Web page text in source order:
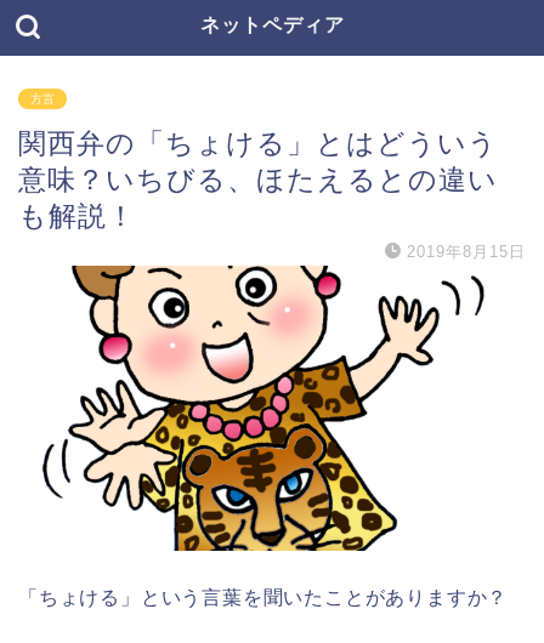
ネットペディア
方言
関西弁の「ちょける」とはどういう
意味？いちびる、ほたえるとの違い
も解説！
2019年8月15日
「ちょける」という言葉を聞いたことがありますか？